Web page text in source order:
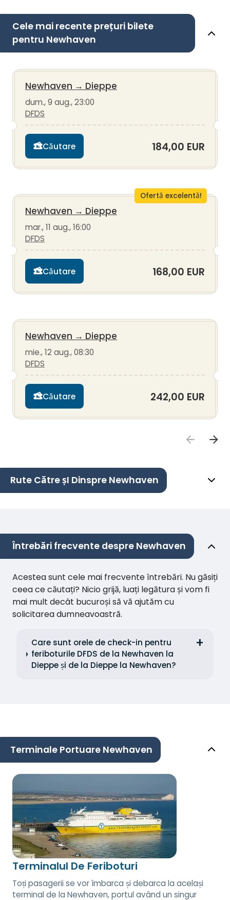
Cele mai recente prețuri bilete
pentru Newhaven
Newhaven → Dieppe
dum., 9 aug., 23:00
DFDS
Căutare 184,00 EUR
Ofertă excelentă!
Newhaven → Dieppe
mar., 11 aug., 16:00
DFDS
Căutare 168,00 EUR
Newhaven → Dieppe
mie., 12 aug., 08:30
DFDS
Căutare 242,00 EUR
Rute Către șI Dinspre Newhaven
Întrebări frecvente despre Newhaven
Acestea sunt cele mai frecvente întrebări. Nu găsiți
ceea ce căutați? Nicio grijă, luați legătura și vom fi
mai mult decât bucuroși să vă ajutăm cu
solicitarea dumneavoastră.
Care sunt orele de check-in pentru
feriboturile DFDS de la Newhaven la
Dieppe și de la Dieppe la Newhaven?
Terminale Portuare Newhaven
Terminalul De Feriboturi
Toți pasagerii se vor îmbarca și debarca la același
terminal de la Newhaven, portul având un singur